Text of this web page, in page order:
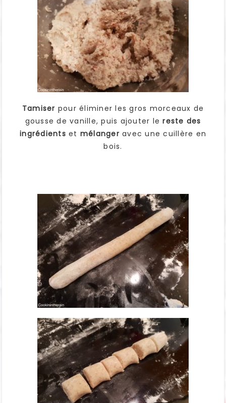
Tamiser pour éliminer les gros morceaux de
gousse de vanille, puis ajouter lereste des
ingrédients et mélanger avec une cuillère en
bois.